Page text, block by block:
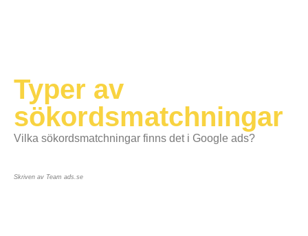
Typer av
sökordsmatchningar
Vilka sökordsmatchningar finns det i Google ads?
Skriven av Team ads.se